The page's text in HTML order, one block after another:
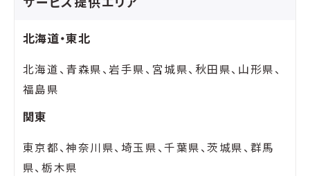
北海道・東北
北海道、青森県、岩手県、宮城県、秋田県、山形県、
福島県
関東
東京都、神奈川県、埼玉県、千葉県、茨城県、群馬
県、栃木県